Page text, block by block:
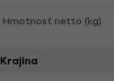
Hmotnosť netto (kg)
Krajina